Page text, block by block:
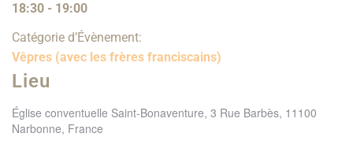
18:30 - 19:00
Catégorie d’Évènement:
Vêpres (avec les frères franciscains)
Lieu
Église conventuelle Saint-Bonaventure, 3 Rue Barbès, 11100
Narbonne, France